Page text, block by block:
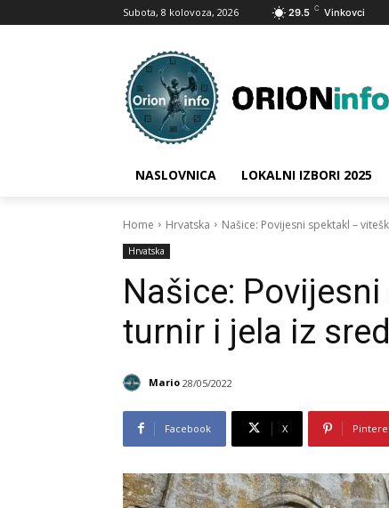
Subota, 8 kolovoza, 2026 29.5 C Vinkovci
NASLOVNICA LOKALNI IZBORI 2025
Home Hrvatska Našice: Povijesni spektakl –
Hrvatska
Našice:
turnir i jela iz
Mario 28/05/2022
Facebook X